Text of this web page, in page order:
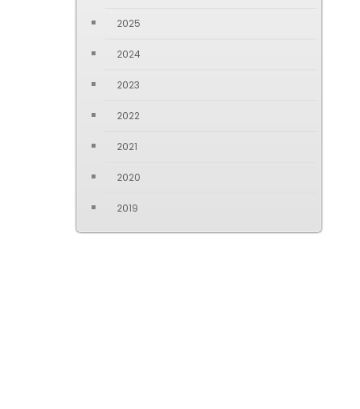
2025
2024
2023
2022
2021
2020
2019